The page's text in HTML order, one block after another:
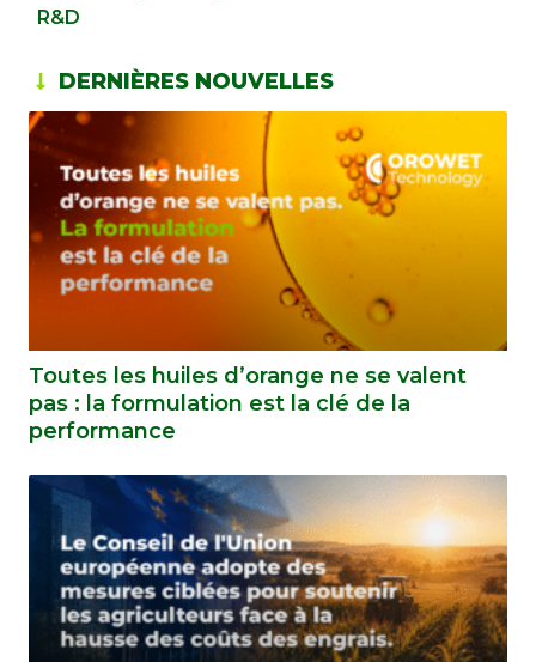
R&D
DERNIÈRES NOUVELLES
Toutes les huiles d’orange ne se valent
pas : la formulation est la clé de la
performance